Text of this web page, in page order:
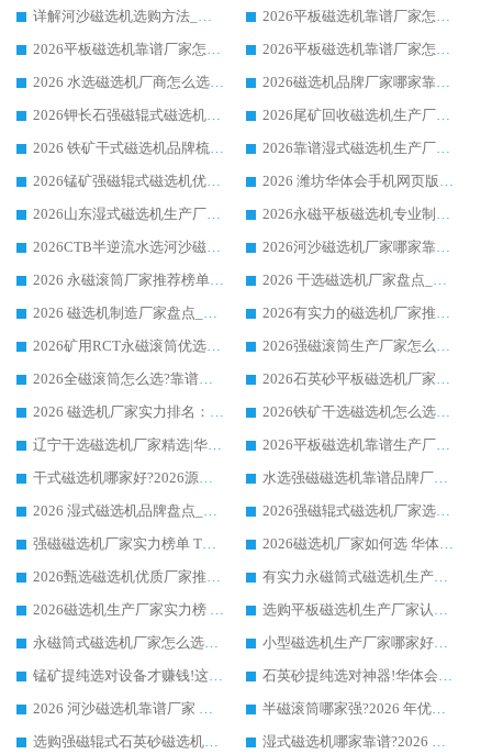
详解河沙磁选机选购方法_除铁器品牌及华体会手机网页版-华体会(中国) 企业解析
2026平板磁选机靠谱厂家怎么选？华体会手机网页版-华体会(中国) 凭硬实力甄选合作品牌
2026平板磁选机靠谱厂家怎么选？华体会手机网页版-华体会(中国) 凭硬实力甄选合作品牌
2026平板磁选机靠谱厂家怎么选？华体会手机网页版-华体会(中国) 凭硬实力甄选合作品牌
2026 水选磁选机厂商怎么选 潍坊华体会手机网页版-华体会(中国) 技术实力强
2026磁选机品牌厂家哪家靠谱?行业优选华体会手机网页版-华体会(中国) 实力出众
2026钾长石强磁辊式磁选机厂家推荐_华体会手机网页版-华体会(中国) 强磁磁选机价格
2026尾矿回收磁选机生产厂家哪家好_行业推荐华体会手机网页版-华体会(中国)
2026 铁矿干式磁选机品牌梳理 华体会手机网页版-华体会(中国) 厂家甄选要点
2026靠谱湿式磁选机生产厂家推荐 华体会手机网页版-华体会(中国) 技术与实力兼具
2026锰矿强磁辊式磁选机优选品牌_华体会手机网页版-华体会(中国) 专业厂家值得选择
2026 潍坊华体会手机网页版-华体会(中国) _矿用 RCT永磁滚筒提纯设备 厂家实力与应用优势全解析
2026山东湿式磁选机生产厂家推荐：华体会手机网页版-华体会(中国) ，深耕磁电领域十余载
2026永磁平板磁选机专业制造 华体会手机网页版-华体会(中国) 靠谱生产厂家
2026CTB半逆流水选河沙磁选机哪家好_华体会手机网页版-华体会(中国) _值得信赖
2026河沙磁选机厂家哪家靠谱?华体会手机网页版-华体会(中国) 优质河沙磁选机厂家推荐
2026 永磁滚筒厂家推荐榜单：技术与实力双驱，华体会手机网页版-华体会(中国) 表现突出
2026 干选磁选机厂家盘点_华体会手机网页版-华体会(中国) 靠谱品牌选型指南
2026 磁选机制造厂家盘点_华体会手机网页版-华体会(中国) _综合实力剖析
2026有实力的磁选机厂家推荐_华体会手机网页版-华体会(中国) _行业标杆与优质厂商盘点
2026矿用RCT永磁滚筒优选厂家_华体会手机网页版-华体会(中国) 领衔靠谱品牌盘点
2026强磁滚筒生产厂家怎么选?行业口碑推荐华体会手机网页版-华体会(中国)
2026全磁滚筒怎么选?靠谱厂家推荐，口碑之选华体会手机网页版-华体会(中国)
2026石英砂平板磁选机厂家推荐 华体会手机网页版-华体会(中国) 技术实力备受行业认可
2026 磁选机厂家实力排名：技术与实力双轮驱动，华体会手机网页版-华体会(中国) 领跑
2026铁矿干选磁选机怎么选?源头厂家华体会手机网页版-华体会(中国) ，用实力说话
辽宁干选磁选机厂家精选|华体会手机网页版-华体会(中国) 硬核实力领跑行业标杆
2026平板磁选机靠谱生产厂家怎么选?行业标杆华体会手机网页版-华体会(中国) ，凭硬实力脱颖而出
干式磁选机哪家好?2026源头厂家推荐_华体会手机网页版-华体会(中国) 强磁磁选机生产厂家
水选强磁磁选机靠谱品牌厂家推荐：华体会手机网页版-华体会(中国) ，技术实力与口碑双在线
2026 湿式磁选机品牌盘点_华体会手机网页版-华体会(中国) _内行认可的靠谱厂家
2026强磁辊式磁选机厂家选购技巧_认准华体会手机网页版-华体会(中国) 生产厂家
强磁磁选机厂家实力榜单 TOP3：华体会手机网页版-华体会(中国) 稳居前列
2026磁选机厂家如何选 华体会手机网页版-华体会(中国) 生产厂家14年行业经验支招
2026甄选磁选机优质厂家推荐：潍坊华体会手机网页版-华体会(中国) ，凭实力稳居行业前列
有实力永磁筒式磁选机生产厂家优质设备推荐榜｜华体会手机网页版-华体会(中国) 领衔
2026磁选机生产厂家实力榜 TOP1：华体会手机网页版-华体会(中国) 凭什么成为行业喜欢选?
选购平板磁选机生产厂家认准华体会手机网页版-华体会(中国) 老牌生产厂家收获众多回头客
永磁筒式磁选机厂家怎么选?14 年老厂华体会手机网页版-华体会(中国) 凭实力出圈，这 5 大优势太圈粉
小型磁选机生产厂家哪家好?2026 年实测推荐，华体会手机网页版-华体会(中国) 十年口碑厂值得闭眼入
锰矿提纯选对设备才赚钱!这家临朐厂家的强磁辊磁选机凭啥成行业标杆?
石英砂提纯选对神器!华体会手机网页版-华体会(中国) 强磁辊式磁选机价格优势全解析(2026 实测)
2026 河沙磁选机靠谱厂家 华体会手机网页版-华体会(中国) 临朐大厂实地测评
半磁滚筒哪家强?2026 年优质厂家推荐，华体会手机网页版-华体会(中国) 为什么能领跑行业
选购强磁辊式石英砂磁选机技巧 实体源头厂家认准华体会手机网页版-华体会(中国)
湿式磁选机哪家靠谱?2026 实测推荐，潍坊华体会手机网页版-华体会(中国) 凭实力稳居榜首